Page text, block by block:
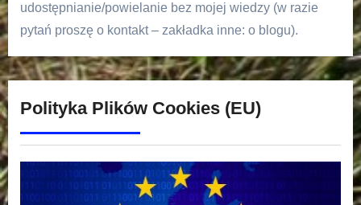
udostępnianie/powielanie bez mojej wiedzy (w razie
pytań proszę o kontakt – zakładka inne: o blogu).
Polityka Plików Cookies (EU)